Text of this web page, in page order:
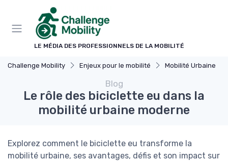
LE MÉDIA DES PROFESSIONNELS DE LA MOBILITÉ
Challenge Mobility Enjeux pour le mobilité Mobilité Urbaine
Blog
Le rôle des biciclette eu dans la
mobilité urbaine moderne
Explorez comment le biciclette eu transforme la
mobilité urbaine, ses avantages, défis et son impact sur
Panneau de gestion des cookies